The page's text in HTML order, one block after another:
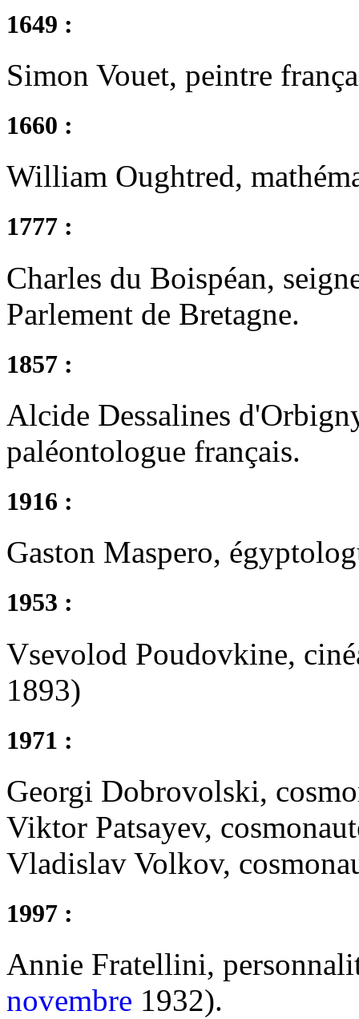
1649 :
Simon Vouet, peintre
1660 :
William Oughtred,
1777 :
Charles du Boispéan,
Parlement de Bretagne.
1857 :
Alcide Dessalines
paléontologue français.
1916 :
Gaston Maspero,
1953 :
Vsevolod Poudovkine,
1893)
1971 :
Georgi Dobrovolski,
Viktor Patsayev,
Vladislav Volkov,
1997 :
Annie Fratellini,
novembre 1932).